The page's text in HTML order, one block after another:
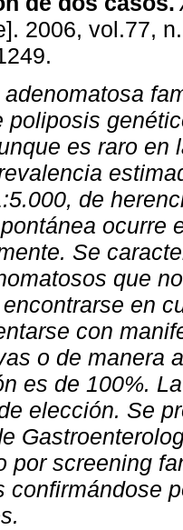
2006, vol.77,
poliposis
es raro en
de
ocurre
Se
que
en
con
o de manera
es de 100%.
elección. Se
por screening
confirmándose